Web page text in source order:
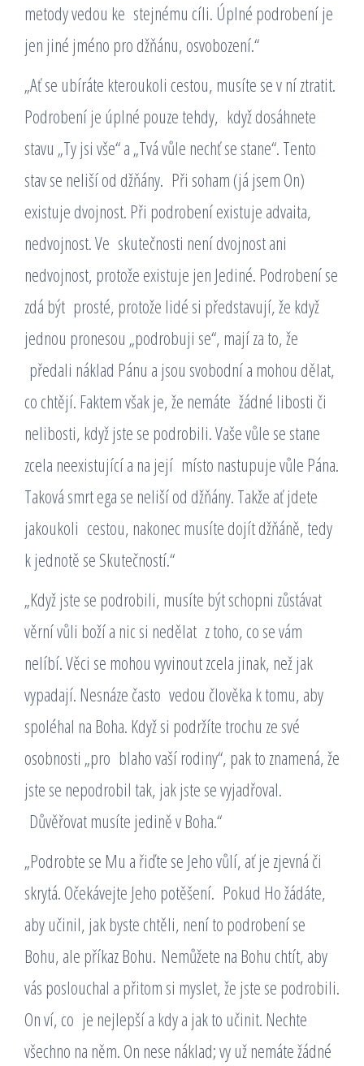
metody vedou ke stejnému cíli. Úplné podrobení je
jen jiné jméno pro džňánu, osvobození.“
„Ať se ubíráte kteroukoli cestou, musíte se v ní ztratit.
Podrobení je úplné pouze tehdy, když dosáhnete
stavu „Ty jsi vše“ a „Tvá vůle nechť se stane“. Tento
stav se neliší od džňány. Při soham (já jsem On)
existuje dvojnost. Při podrobení existuje advaita,
nedvojnost. Ve skutečnosti není dvojnost ani
nedvojnost, protože existuje jen Jediné. Podrobení se
zdá být prosté, protože lidé si představují, že když
jednou pronesou „podrobuji se“, mají za to, že
předali náklad Pánu a jsou svobodní a mohou dělat,
co chtějí. Faktem však je, že nemáte žádné libosti či
nelibosti, když jste se podrobili. Vaše vůle se stane
zcela neexistující a na její místo nastupuje vůle Pána.
Taková smrt ega se neliší od džňány. Takže ať jdete
jakoukoli cestou, nakonec musíte dojít džňáně, tedy
k jednotě se Skutečností.“
„Když jste se podrobili, musíte být schopni zůstávat
věrní vůli boží a nic si nedělat z toho, co se vám
nelíbí. Věci se mohou vyvinout zcela jinak, než jak
vypadají. Nesnáze často vedou člověka k tomu, aby
spoléhal na Boha. Když si podržíte trochu ze své
osobnosti „pro blaho vaší rodiny“, pak to znamená, že
jste se nepodrobil tak, jak jste se vyjadřoval.
Důvěřovat musíte jedině v Boha.“
„Podrobte se Mu a řiďte se Jeho vůlí, ať je zjevná či
skrytá. Očekávejte Jeho potěšení. Pokud Ho žádáte,
aby učinil, jak byste chtěli, není to podrobení se
Bohu, ale příkaz Bohu. Nemůžete na Bohu chtít, aby
vás poslouchal a přitom si myslet, že jste se podrobili.
On ví, co je nejlepší a kdy a jak to učinit. Nechte
všechno na něm. On nese náklad; vy už nemáte žádné